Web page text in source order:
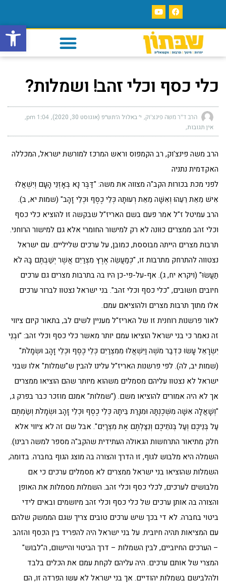
פתח
כלי כסף וכלי זהב! ושמלות?
הרב ד"ר משה פינצ'וק י׳ באלול ה׳תש״פ (אוגוסט 30, 2020) 1:04 pm
אין תגובות
הרב משה פינצ'וק, רב הקמפוס וראש המרכז למורשת ישראל, המכללה
האקדמית נתניה
לפני מכת בכורות הקב"ה מצווה את משה: "דַּבֶּר נָא בְּאָזְנֵי הָעָם וְיִשְׁאֲלוּ
אִישׁ מֵאֵת רֵעֵהוּ וְאִשָּׁה מֵאֵת רְעוּתָהּ כְּלֵי כֶסֶף וּכְלֵי זָהָב" (שמות יא, ב).
הרב עמיטל ז"ל אמר פעם בשם האריז"ל שבקשה זו להוציא כלי כסף
וכלי זהב ממצרים כוּונה לא רק למישור החומרי אלא גם למישור הרוחני.
תרבות מצרים הייתה מבוססת, כמובן, על ערכים שליליים. עם ישראל
נצטווה להתרחק מתרבות זו, "כְּמַעֲשֵׂה אֶרֶץ מִצְרַיִם אֲשֶׁר יְשַׁבְתֶּם בָּהּ לֹא
תַעֲשׂוּ" (ויקרא יח, ג). אף-על-פי-כן היו בה בתרבות מצרים גם ערכים
חיובים חשובים, "כלי כסף וכלי זהב". בני ישראל נצטוו לברור ערכים
אלו מתוך תרבות מצרים ולהוציאם עמם.
לאור פרשנות רוחנית זו של האריז"ל מעניין לשים לב, בתאור קיום ציווי
זה נאמר כי בני ישראל הוציאו עמם יותר מאשר כלי כסף וכלי זהב: "וּבְנֵי
יִשְׂרָאֵל עָשׂוּ כִּדְבַר מֹשֶׁה וַיִּשְׁאֲלוּ מִמִּצְרַיִם כְּלֵי כֶסֶף וּכְלֵי זָהָב וּשְׂמָלֹת"
(שמות יב, לה). לפי פרשנות האריז"ל עלינו להבין ש"שמלות" אלו שבני
ישראל לא נצטוו עליהם מסמלים משהוא מיותר שהם הוציאו ממצרים
אך לא היה אמורים להוציאו משם. ("שמלות" אמנם מוזכר כבר בפרק ג,
"וְשָׁאֲלָה אִשָּׁה מִשְּׁכֶנְתָּהּ וּמִגָּרַת בֵּיתָהּ כְּלֵי כֶסֶף וּכְלֵי זָהָב וּשְׂמָלֹת וְשַׂמְתֶּם
עַל בְּנֵיכֶם וְעַל בְּנֹתֵיכֶם וְנִצַּלְתֶּם אֶת מִצְרָיִם". אבל שם זה לא ציווי אלא
חלק מתיאור התרחשות הגאולה העתידית שהקב"ה מספר למשה רבינו).
השמלה היא מלבוש לגוף, זו הדרך והצורה בה מוצג הגוף בחברה. בדומה,
השמלות שהוציאו בני ישראל ממצרים לא מסמלים ערכים כי אם
מלבושים לערכים, לכלי כסף וכלי זהב. השמלות מסמלות את האופן
והצורה בה אותן ערכים של כלי כסף וכלי זהב מיושמים ובאים לידי
ביטוי בחברה. לא די בכך שיש ערכים טובים צריך שגם הממשק שלהם
עם המציאות תהיה חיובית. על בני ישראל היה להפריד בין הכסף והזהב
– הערכים החיוביים, לבין השמלות – דרך הביטוי והיישום, ה"לבוש"
המצרי של אותם ערכים. היה עליהם לקחת עמם את הכלים בלבד
ולהלבישם בשמלות יהודיים. אך בני ישראל לא עשו הפרדה זו, הם